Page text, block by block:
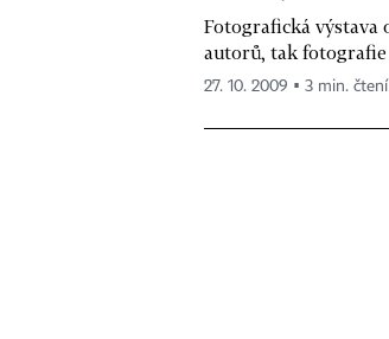
Fotografická výstava
autorů, tak fotografie
27. 10. 2009 ▪ 3 min. čtení